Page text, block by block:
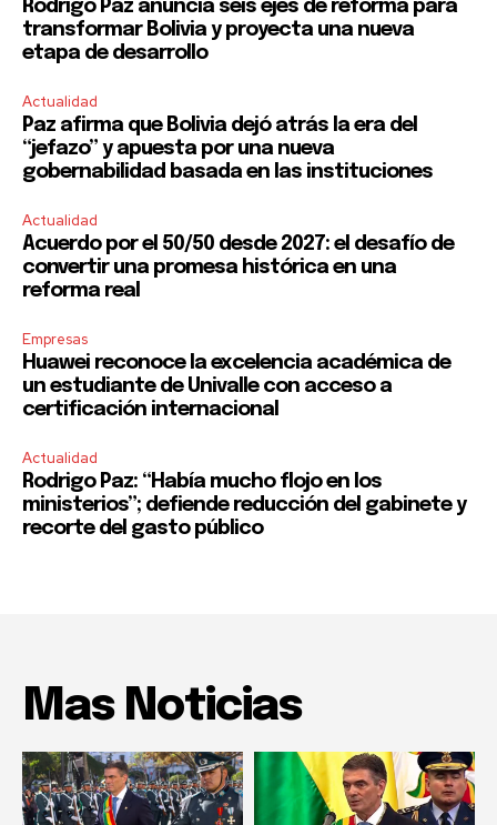
I've read and accept thePrivacy Policy.
Rodrigo Paz anuncia seis ejes de reforma para
transformar Bolivia y proyecta una nueva
etapa de desarrollo
Actualidad
Paz afirma que Bolivia dejó atrás la era del
“jefazo” y apuesta por una nueva
gobernabilidad basada en las instituciones
Actualidad
Acuerdo por el 50/50 desde 2027: el desafío de
convertir una promesa histórica en una
reforma real
Empresas
Huawei reconoce la excelencia académica de
un estudiante de Univalle con acceso a
certificación internacional
Actualidad
Rodrigo Paz: “Había mucho flojo en los
ministerios”; defiende reducción del gabinete y
recorte del gasto público
Mas Noticias